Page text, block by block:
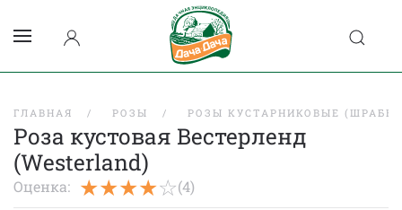
ГЛАВНАЯ РОЗЫ РОЗЫ КУСТАРНИКОВЫЕ (ШРАБЫ)
Роза кустовая Вестерленд
(Westerland)
Оценка: (4)